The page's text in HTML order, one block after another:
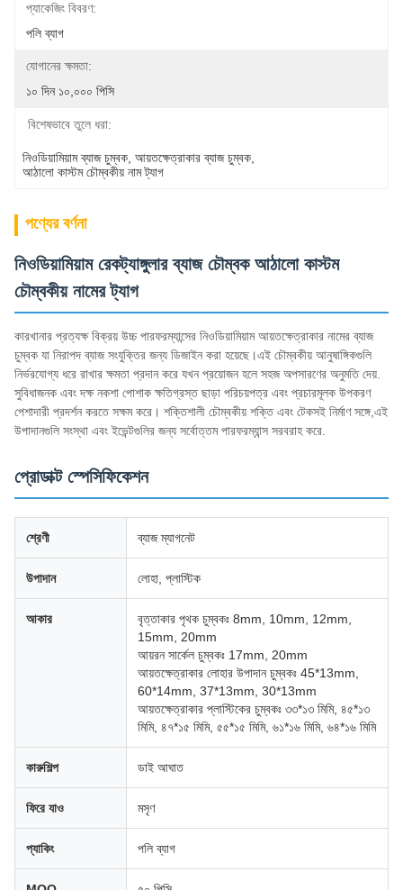
প্যাকেজিং বিবরণ:
পলি ব্যাগ
যোগানের ক্ষমতা:
১০ দিন ১০,০০০ পিসি
বিশেষভাবে তুলে ধরা:
নিওডিয়ামিয়াম ব্যাজ চুম্বক আয়তক্ষেত্রাকার ব্যাজ চুম্বক
আঠালো কাস্টম চৌম্বকীয় নাম ট্যাগ
পণ্যের বর্ণনা
নিওডিয়ামিয়াম রেকট্যাঙ্গুলার ব্যাজ চৌম্বক আঠালো কাস্টম
চৌম্বকীয় নামের ট্যাগ
কারখানার প্রত্যক্ষ বিক্রয় উচ্চ পারফরম্যান্সের নিওডিয়ামিয়াম আয়তক্ষেত্রাকার নামের ব্যাজ
চুম্বক যা নিরাপদ ব্যাজ সংযুক্তির জন্য ডিজাইন করা হয়েছে।এই চৌম্বকীয় আনুষাঙ্গিকগুলি
নির্ভরযোগ্য ধরে রাখার ক্ষমতা প্রদান করে যখন প্রয়োজন হলে সহজ অপসারণের অনুমতি দেয়.
সুবিধাজনক এবং দক্ষ নকশা পোশাক ক্ষতিগ্রস্ত ছাড়া পরিচয়পত্র এবং প্রচারমূলক উপকরণ
পেশাদারী প্রদর্শন করতে সক্ষম করে। শক্তিশালী চৌম্বকীয় শক্তি এবং টেকসই নির্মাণ সঙ্গে,এই
উপাদানগুলি সংস্থা এবং ইভেন্টগুলির জন্য সর্বোত্তম পারফরম্যান্স সরবরাহ করে.
প্রোডাক্ট স্পেসিফিকেশন
শ্রেণী ব্যাজ ম্যাগনেট
উপাদান লোহা, প্লাস্টিক
আকার
বৃত্তাকার পৃথক চুম্বকঃ 8mm, 10mm, 12mm,
15mm, 20mm
আয়রন সার্কেল চুম্বকঃ 17mm, 20mm
আয়তক্ষেত্রাকার লোহার উপাদান চুম্বকঃ 45*13mm,
60*14mm, 37*13mm, 30*13mm
আয়তক্ষেত্রাকার প্লাস্টিকের চুম্বকঃ ৩৩*১৩ মিমি, ৪৫*১৩
মিমি, ৪৭*১৫ মিমি, ৫৫*১৫ মিমি, ৬১*১৬ মিমি, ৬৪*১৬ মিমি
কারুশিল্প ডাই আঘাত
ফিরে যাও মসৃণ
প্যাকিং পলি ব্যাগ